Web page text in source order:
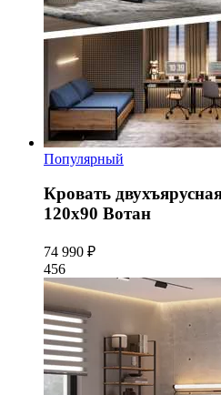
Популярный
Кровать
120x90 Вотан
74 990 ₽
456